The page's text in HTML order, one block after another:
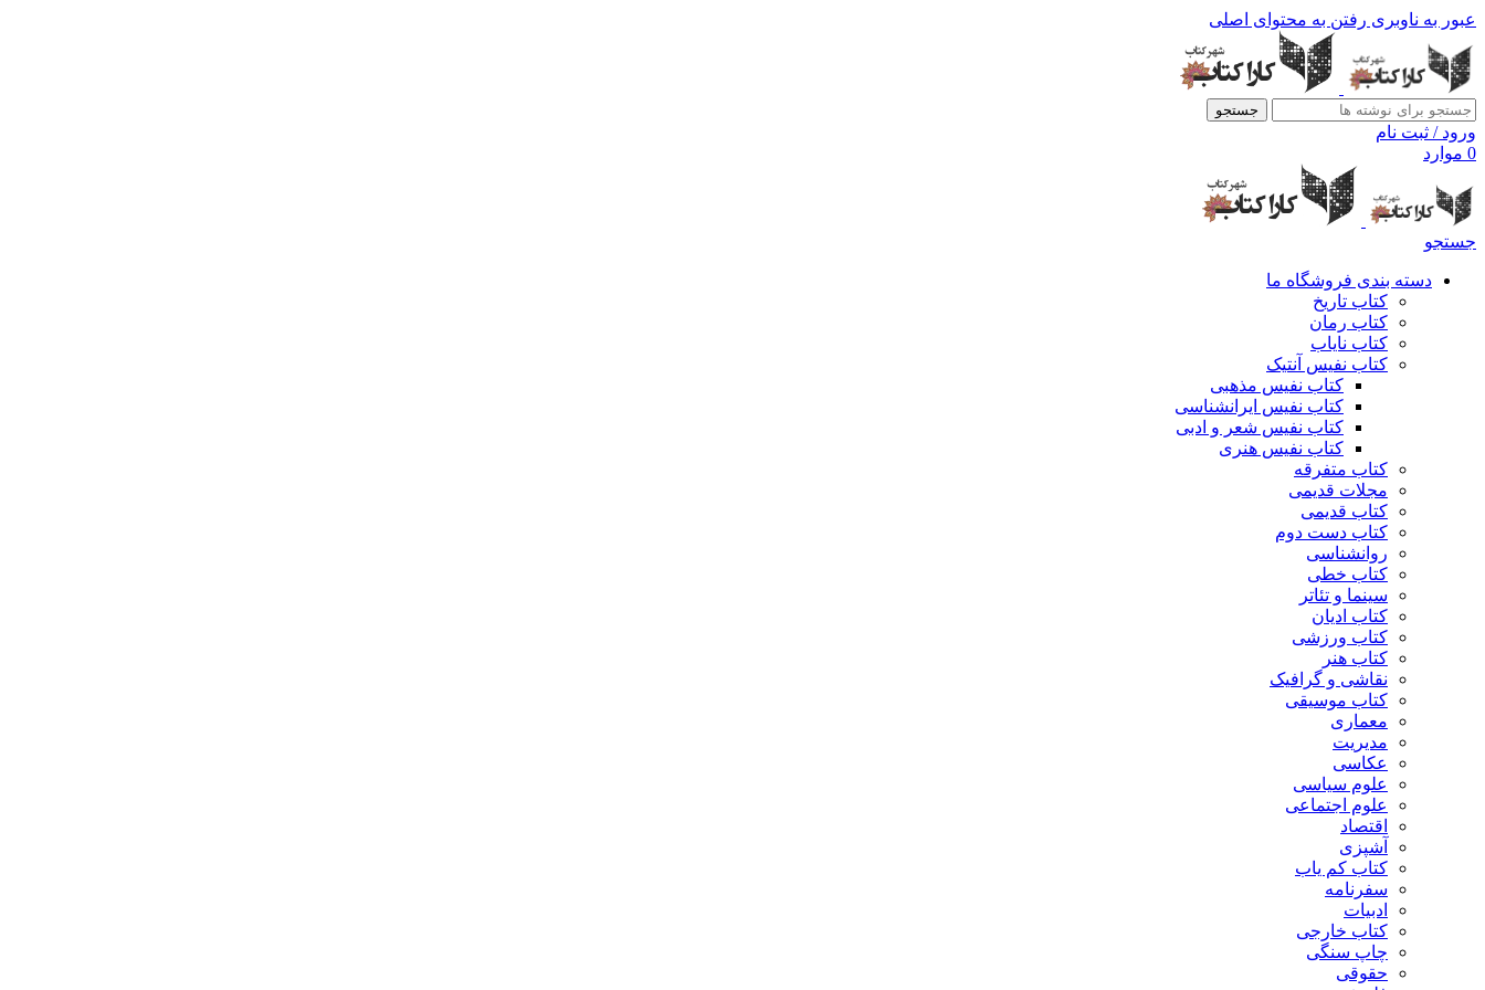
عبور به ناوبری رفتن به محتوای اصلی
جستجو
ورود / ثبت نام
0 موارد
جستجو
دسته بندی فروشگاه ما
کتاب تاریخ
کتاب رمان
کتاب نایاب
کتاب نفیس آنتیک
کتاب نفیس مذهبی
کتاب نفیس ایرانشناسی
کتاب نفیس شعر و ادبی
کتاب نفیس هنری
کتاب متفرقه
مجلات قدیمی
کتاب قدیمی
کتاب دست دوم
روانشناسی
کتاب خطی
سینما و تئاتر
کتاب ادیان
کتاب ورزشی
کتاب هنر
نقاشی و گرافیک
کتاب موسیقی
معماری
مدیریت
عکاسی
علوم سیاسی
علوم اجتماعی
اقتصاد
آشپزی
کتاب کم یاب
سفرنامه
ادبیات
کتاب خارجی
چاپ سنگی
حقوقی